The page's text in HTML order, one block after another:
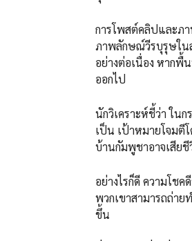
การโพสต์คลิปและภ
ภาพลักษณ์วีรบุรุษใน
อย่างต่อเนื่อง หาก
ออกไป
นักวิเคราะห์ชี้ว่า ใน
เป็น เป้าหมายโจมตี
บ้านกัมพูชาอาจเสีย
อย่างไรก็ดี ความโช
พวกเขาสามารถถ่า
ขึ้น